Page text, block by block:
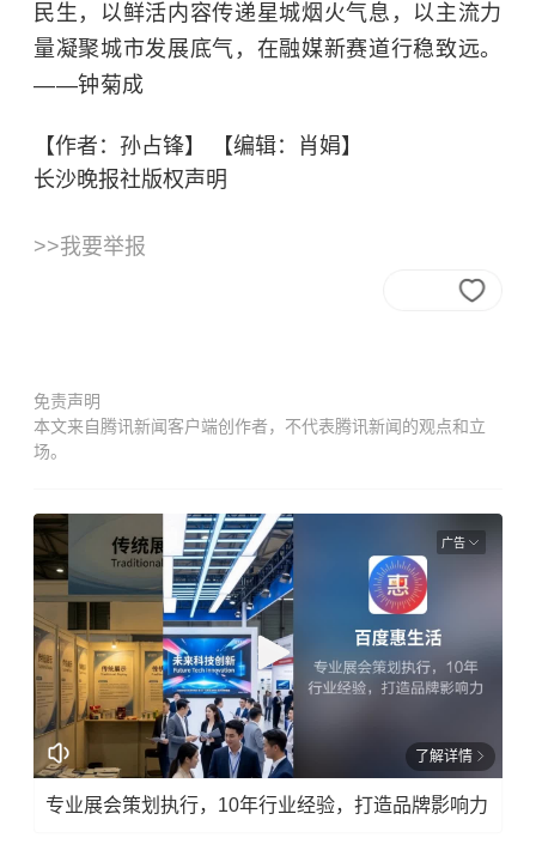
民生，以鲜活内容传递星城烟火气息，以主流力
量凝聚城市发展底气，在融媒新赛道行稳致远。
——钟菊成
【作者：孙占锋】 【编辑：肖娟】
长沙晚报社版权声明
>>我要举报
免责声明
本文来自腾讯新闻客户端创作者，不代表腾讯新闻的观点和立
场。
广告
了解详情
专业展会策划执行，10年行业经验，打造品牌影响力